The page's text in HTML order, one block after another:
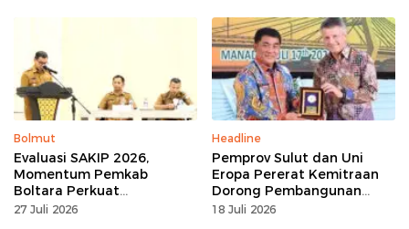
Bolmut
Evaluasi SAKIP 2026,
Momentum Pemkab
Boltara Perkuat
Akuntabilitas dan Kinerja
27 Juli 2026
Headline
Pemprov Sulut dan Uni
Eropa Pererat Kemitraan
Dorong Pembangunan
Berkelanjutan
18 Juli 2026